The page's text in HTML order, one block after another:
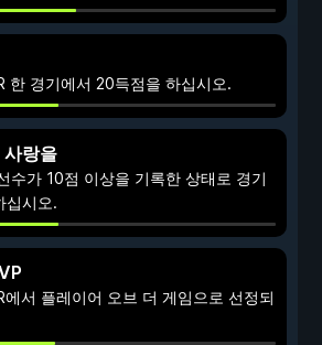
한 경기에서 20득점을 하십시오.
사랑을
수가 10점 이상을 기록한 상태로 경기
십시오.
에서 플레이어 오브 더 게임으로 선정되